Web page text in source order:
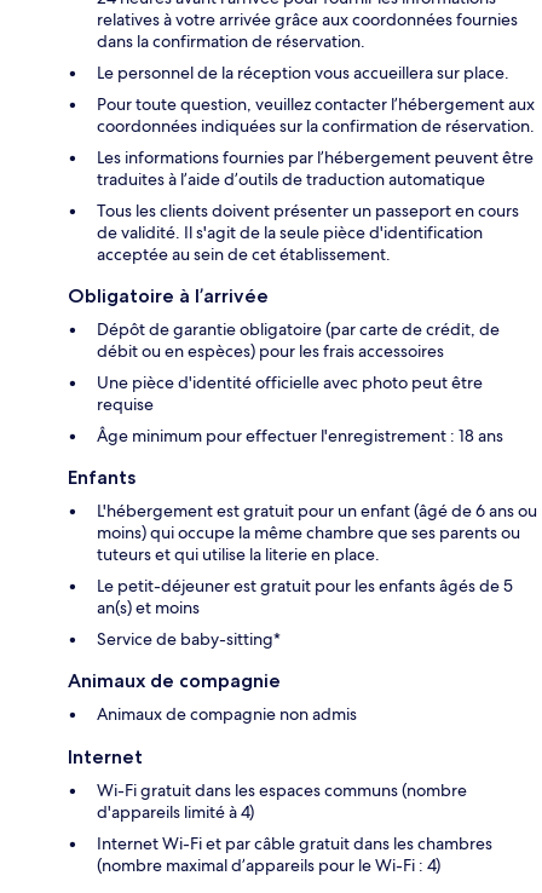
relatives à votre arrivée grâce aux coordonnées fournies
dans la confirmation de réservation.
Le personnel de la réception vous accueillera sur place.
Pour toute question, veuillez contacter l’hébergement aux
coordonnées indiquées sur la confirmation de réservation.
Les informations fournies par l’hébergement peuvent être
traduites à l’aide d’outils de traduction automatique
Tous les clients doivent présenter un passeport en cours
de validité. Il s'agit de la seule pièce d'identification
acceptée au sein de cet établissement.
Obligatoire à l’arrivée
Dépôt de garantie obligatoire (par carte de crédit, de
débit ou en espèces) pour les frais accessoires
Une pièce d'identité officielle avec photo peut être
requise
Âge minimum pour effectuer l'enregistrement : 18 ans
Enfants
L'hébergement est gratuit pour un enfant (âgé de 6 ans ou
moins) qui occupe la même chambre que ses parents ou
tuteurs et qui utilise la literie en place.
Le petit-déjeuner est gratuit pour les enfants âgés de 5
an(s) et moins
Service de baby-sitting*
Animaux de compagnie
Animaux de compagnie non admis
Internet
Wi-Fi gratuit dans les espaces communs (nombre
d'appareils limité à 4)
Internet Wi-Fi et par câble gratuit dans les chambres
(nombre maximal d’appareils pour le Wi-Fi : 4)